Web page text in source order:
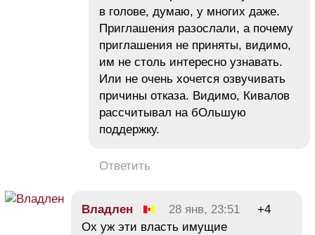
в голове, думаю, у многих даже.
Приглашения разослали, а почему
приглашения не приняты, видимо,
им не столь интересно узнавать.
Или не очень хочется озвучивать
причины отказа. Видимо, Кивалов
рассчитывал на бОльшую
поддержку.
Ответить
Владлен 28 янв, 23:51
+4
Ох уж эти власть имущие